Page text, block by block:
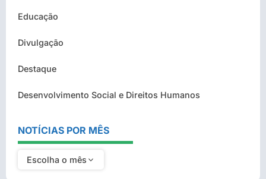
Educação
Divulgação
Destaque
Desenvolvimento Social e Direitos Humanos
NOTÍCIAS POR MÊS
Escolha o mês